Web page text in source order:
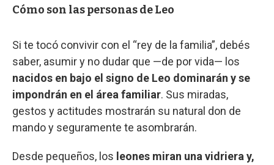
Cómo son las personas de Leo
Si te tocó convivir con el “rey de la familia”, debés
saber, asumir y no dudar que —de por vida— los
nacidos en bajo el signo de Leo dominarán y se
impondrán en el área familiar. Sus miradas,
gestos y actitudes mostrarán su natural don de
mando y seguramente te asombrarán.
Desde pequeños, los leones miran una vidriera y,